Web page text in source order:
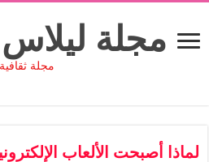
مجلة ليلاس
مجلة ثقافية
لماذا أصبحت الألعاب